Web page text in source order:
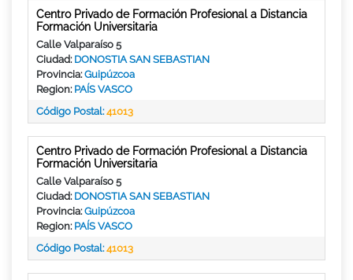
Centro Privado de Formación Profesional a Distancia
Formación Universitaria
Calle Valparaíso 5
Ciudad: DONOSTIA SAN SEBASTIAN
Provincia:Guipúzcoa
Region: PAÍS VASCO
Código Postal:41013
Centro Privado de Formación Profesional a Distancia
Formación Universitaria
Calle Valparaíso 5
Ciudad: DONOSTIA SAN SEBASTIAN
Provincia:Guipúzcoa
Region: PAÍS VASCO
Código Postal:41013